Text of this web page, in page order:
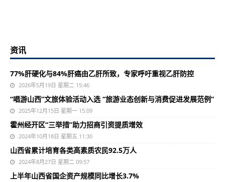
资讯
77%肝硬化与84%肝癌由乙肝所致，专家呼吁重视乙肝防控
2026年5月19日 星期二 15:46
“唱游山西”文旅体验活动入选 “旅游业态创新与消费促进发展范例”
2025年12月15日 星期一 15:09
霍州经开区“三举措”助力招商引资提质增效
2024年10月18日 星期五 11:30
山西省累计培育各类高素质农民92.5万人
2024年8月27日 星期二 09:57
上半年山西省国企资产规模同比增长3.7%